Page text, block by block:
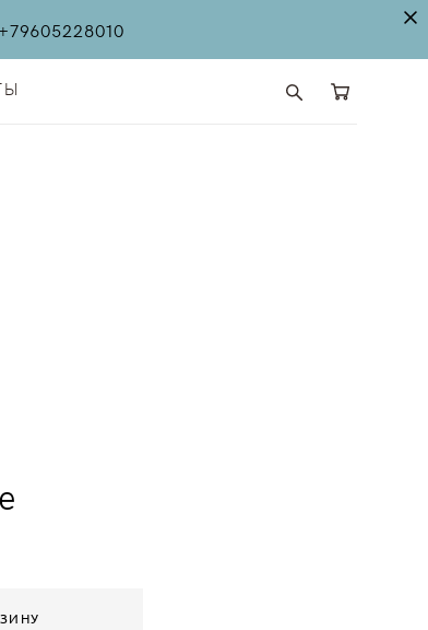
+79605228010